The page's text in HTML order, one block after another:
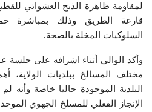
لمقاومة ظاهرة الذبح العشوائي
قارعة الطريق وذلك بمباشرة
السلوكيات المخلة بالصحة.
وأكد الوالي أثناء اشرافه على
مختلف المسالخ ببلديات الولاية،
البلدية الموجودة حاليا خاصة وأنه
الإنجاز الفعلي للمسلخ الجهوي